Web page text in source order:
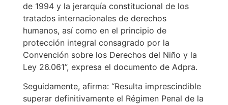
de 1994 y la jerarquía constitucional de los
tratados internacionales de derechos
humanos, así como en el principio de
protección integral consagrado por la
Convención sobre los Derechos del Niño y la
Ley 26.061”, expresa el documento de Adpra.
Seguidamente, afirma: “Resulta imprescindible
superar definitivamente el Régimen Penal de la